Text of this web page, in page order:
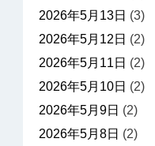
2026年5月13日 (3)
2026年5月12日 (2)
2026年5月11日 (2)
2026年5月10日 (2)
2026年5月9日 (2)
2026年5月8日 (2)